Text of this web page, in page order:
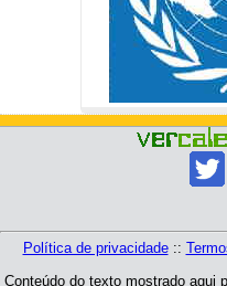
Política de privacidade::
Conteúdo do texto mostrado aqui